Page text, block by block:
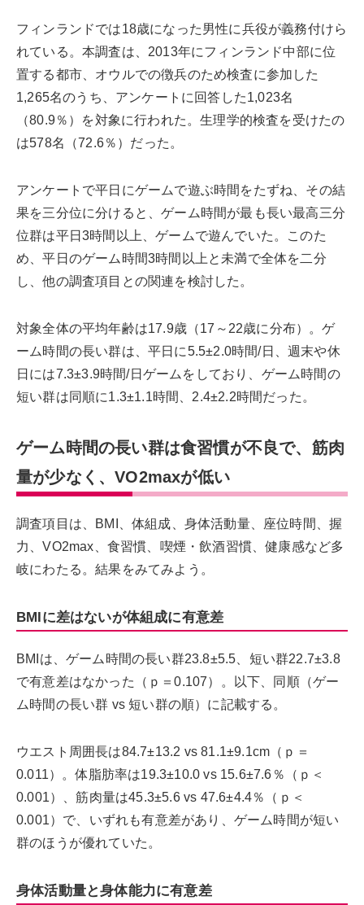
フィンランドでは18歳になった男性に兵役が義務付けら
れている。本調査は、2013年にフィンランド中部に位
置する都市、オウルでの徴兵のため検査に参加した
1,265名のうち、アンケートに回答した1,023名
（80.9％）を対象に行われた。生理学的検査を受けたの
は578名（72.6％）だった。
アンケートで平日にゲームで遊ぶ時間をたずね、その結
果を三分位に分けると、ゲーム時間が最も長い最高三分
位群は平日3時間以上、ゲームで遊んでいた。このた
め、平日のゲーム時間3時間以上と未満で全体を二分
し、他の調査項目との関連を検討した。
対象全体の平均年齢は17.9歳（17～22歳に分布）。ゲ
ーム時間の長い群は、平日に5.5±2.0時間/日、週末や休
日には7.3±3.9時間/日ゲームをしており、ゲーム時間の
短い群は同順に1.3±1.1時間、2.4±2.2時間だった。
ゲーム時間の長い群は食習慣が不良で、筋肉
量が少なく、VO2maxが低い
調査項目は、BMI、体組成、身体活動量、座位時間、握
力、VO2max、食習慣、喫煙・飲酒習慣、健康感など多
岐にわたる。結果をみてみよう。
BMIに差はないが体組成に有意差
BMIは、ゲーム時間の長い群23.8±5.5、短い群22.7±3.8
で有意差はなかった（ｐ＝0.107）。以下、同順（ゲー
ム時間の長い群 vs 短い群の順）に記載する。
ウエスト周囲長は84.7±13.2 vs 81.1±9.1cm（ｐ＝
0.011）。体脂肪率は19.3±10.0 vs 15.6±7.6％（ｐ＜
0.001）、筋肉量は45.3±5.6 vs 47.6±4.4％（ｐ＜
0.001）で、いずれも有意差があり、ゲーム時間が短い
群のほうが優れていた。
身体活動量と身体能力に有意差